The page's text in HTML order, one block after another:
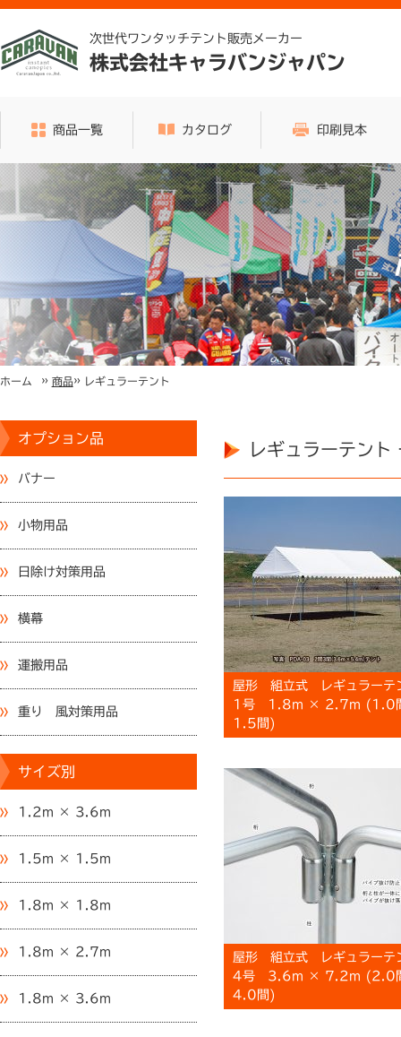
次世代ワンタッチテント販売メーカー
株式会社キャラバンジャパン
商品一覧 カタログ 印刷見本
ホーム » 商品» レギュラーテント
オプション品
バナー
小物用品
日除け対策用品
横幕
運搬用品
重り 風対策用品
サイズ別
1.2m × 3.6m
1.5m × 1.5m
1.8m × 1.8m
1.8m × 2.7m
1.8m × 3.6m
レギュラーテント
屋形 組立式 レギュラーテ
1号 1.8m × 2.7m (1.0
1.5間)
屋形 組立式 レギュラーテ
4号 3.6m × 7.2m (2.0
4.0間)